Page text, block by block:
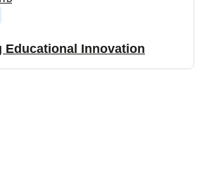
Educational Innovation